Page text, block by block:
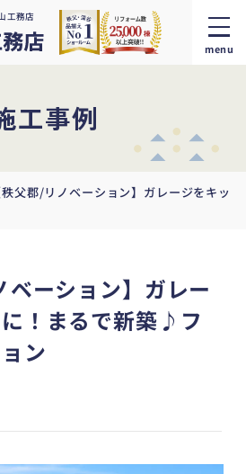
工務店
menu
工事例
秩父郡/リノベーション】ガレージをキッ
ベーション】ガレー
！まるで新築♪フ
ン